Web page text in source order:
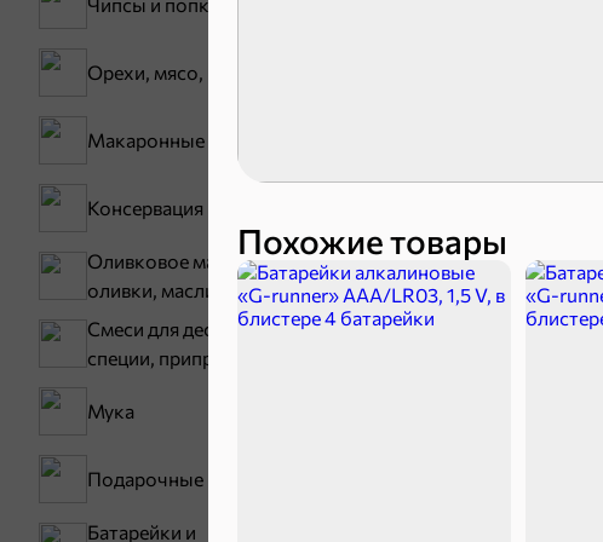
Похожие товары
Орехи, мясо, рыба
Макаронные изделия
Консервация
Оливковое масло,
оливки, маслины
Смеси для десертов,
специи, приправы
Мука
Подарочные пакеты
Батарейки и